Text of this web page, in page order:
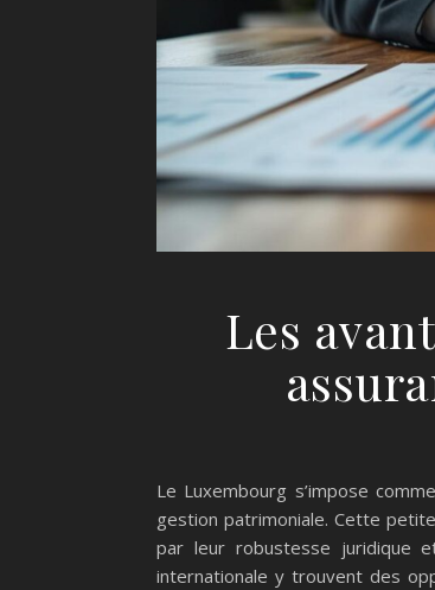
Les
Le Luxembourg s’impose
gestion patrimoniale. Cette
par leur robustesse juridique
internationale y trouvent des